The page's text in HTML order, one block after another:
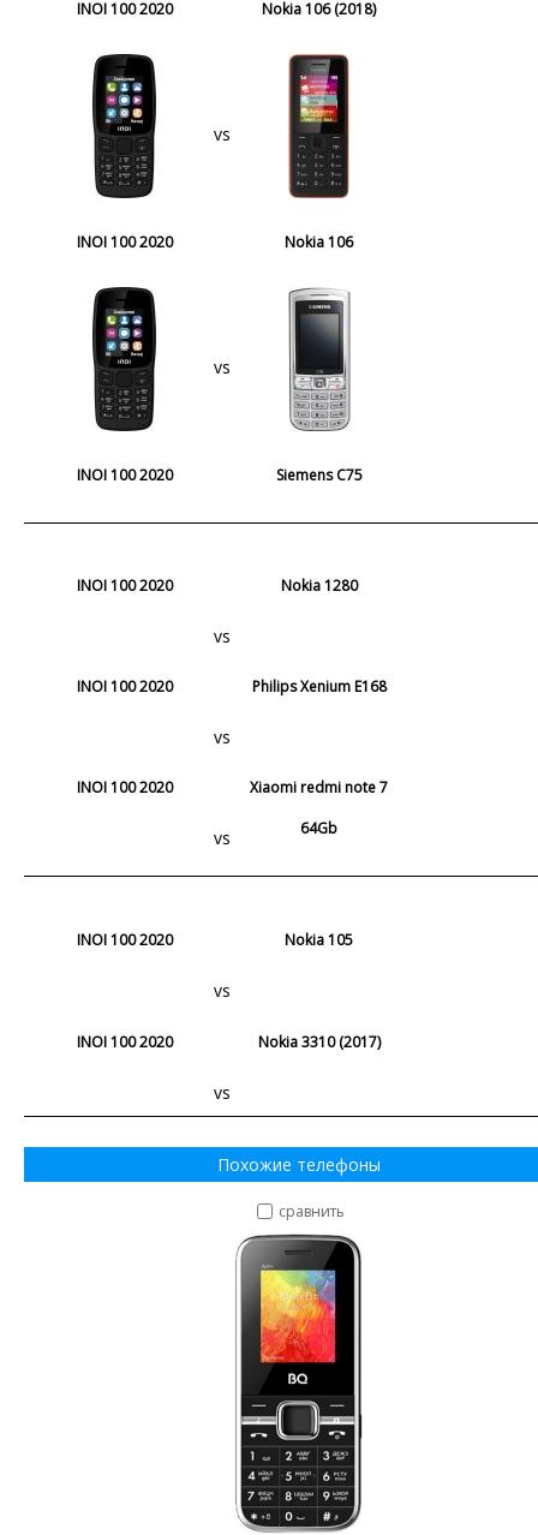
INOI 100 2020 Nokia 106 (2018)
INOI 100 2020
vs
Nokia 106
INOI 100 2020
vs
Siemens C75
INOI 100 2020
vs
Nokia 1280
INOI 100 2020
vs
Philips Xenium E168
INOI 100 2020
vs
Xiaomi redmi note 7
64Gb
INOI 100 2020
vs
Nokia 105
INOI 100 2020
vs
Nokia 3310 (2017)
Похожие телефоны
сравнить